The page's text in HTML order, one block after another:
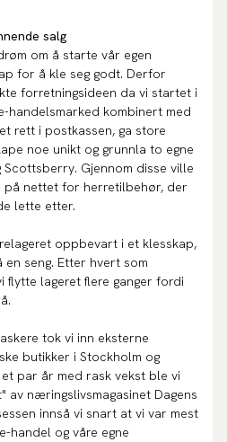
salg
om å starte vår egen
for å kle seg godt. Derfor
forretningsideen da vi startet i
handelsmarked kombinert med
rett i postkassen, ga store
noe unikt og grunnla to egne
Scottsberry. Gjennom disse ville
nettet for herretilbehør, der
lette etter.
oppbevart i et klesskap,
seng. Etter hvert som
flytte lageret flere ganger fordi
tok vi inn eksterne
butikker i Stockholm og
par år med rask vekst ble vi
av næringslivsmagasinet Dagens
innså vi snart at vi var mest
handel og våre egne